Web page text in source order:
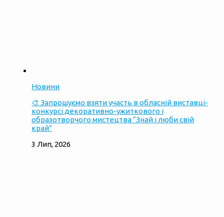
Новини
🎨 Запрошуємо взяти участь в обласній виставці-
конкурсі декоративно-ужиткового і
образотворчого мистецтва “Знай і люби свій
край”
3 Лип, 2026